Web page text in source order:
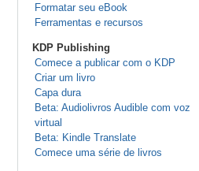
Formatar seu eBook
Ferramentas e recursos
KDP Publishing
Comece a publicar com o KDP
Criar um livro
Capa dura
Beta: Audiolivros Audible com voz
virtual
Beta: Kindle Translate
Comece uma série de livros